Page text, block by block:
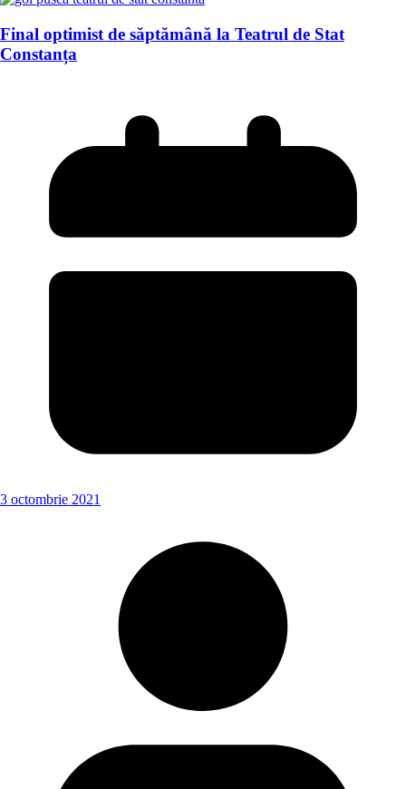
Final optimist de săptămână la Teatrul de Stat
Constanța
3 octombrie 2021